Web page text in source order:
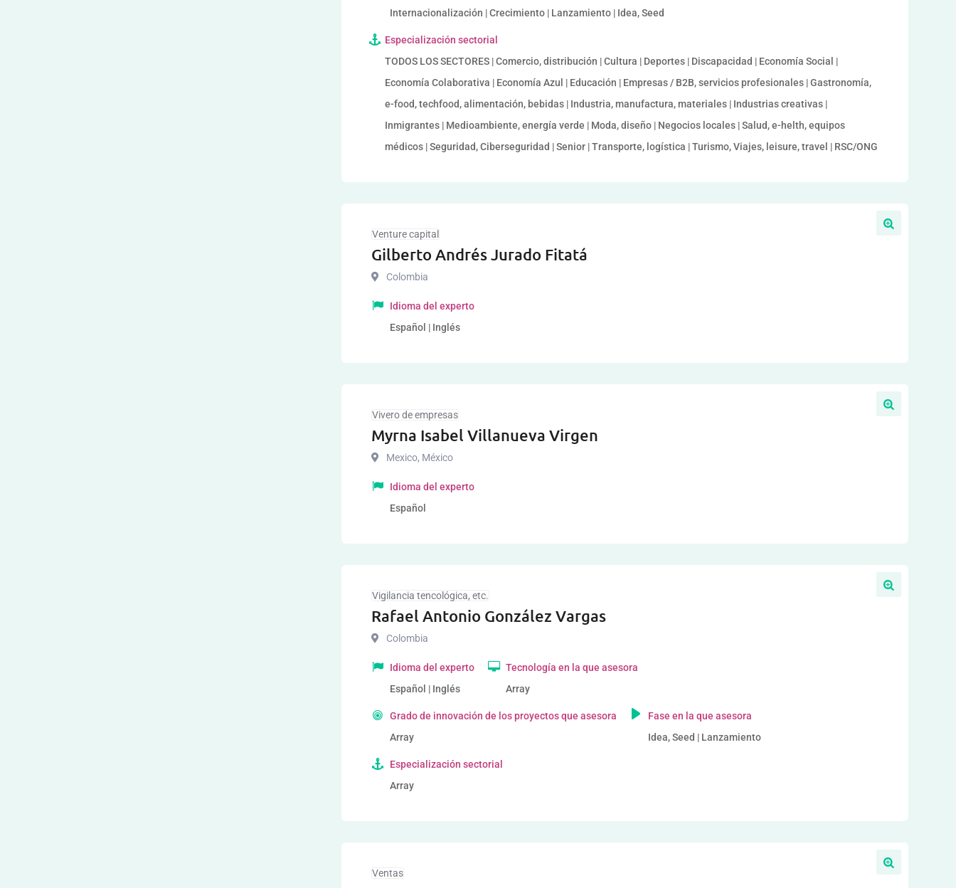
Internacionalización | Crecimiento | Lanzamiento | Idea, Seed
Especialización sectorial
TODOS LOS SECTORES | Comercio, distribución | Cultura | Deportes | Discapacidad | Economía Social |
Economía Colaborativa | Economía Azul | Educación | Empresas / B2B, servicios profesionales | Gastronomía,
e-food, techfood, alimentación, bebidas | Industria, manufactura, materiales | Industrias creativas |
Inmigrantes | Medioambiente, energía verde | Moda, diseño | Negocios locales | Salud, e-helth, equipos
médicos | Seguridad, Ciberseguridad | Senior | Transporte, logística | Turismo, Viajes, leisure, travel | RSC/ONG
Venture capital
Gilberto Andrés Jurado Fitatá
Colombia
Idioma del experto
Español | Inglés
Vivero de empresas
Myrna Isabel Villanueva Virgen
Mexico, México
Idioma del experto
Español
Vigilancia tencológica, etc.
Rafael Antonio González Vargas
Colombia
Idioma del experto
Español | Inglés
Tecnología en la que asesora
Array
Grado de innovación de los proyectos que asesora
Array
Fase en la que asesora
Idea, Seed | Lanzamiento
Especialización sectorial
Array
Ventas